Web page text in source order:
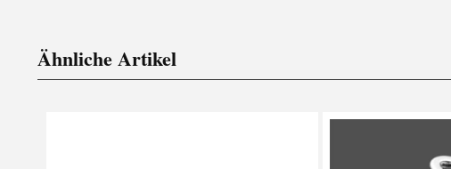
Ähnliche Artikel